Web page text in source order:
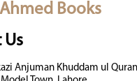
Books
Us
Anjuman Khuddam ul